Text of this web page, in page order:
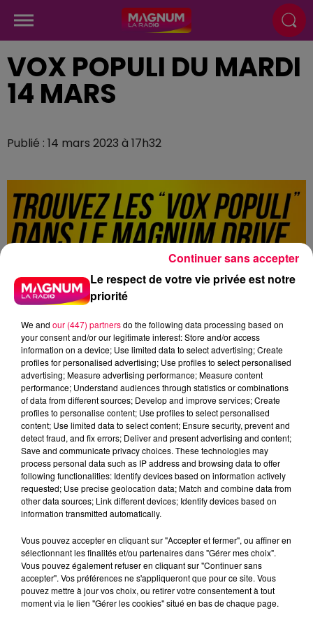
VOX POPULI DU MARDI
14 MARS
Publié : 14 mars 2023 à 17h32
podcasts/2023/03/Vox-Populi-du-mardi-14-
mars.mp3
Le respect de votre vie privée est notre
priorité
We and our (447) partnersdo the following data processing based on
your consent and/or our legitimate interest: Store and/or access
information on a device; Use limited data to select advertising; Create
profiles for personalised advertising; Use profiles to select personalised
advertising; Measure advertising performance; Measure content
performance; Understand audiences through statistics or combinations
of data from different sources; Develop and improve services; Create
profiles to personalise content; Use profiles to select personalised
content; Use limited data to select content; Ensure security, prevent and
detect fraud, and fix errors; Deliver and present advertising and content;
Save and communicate privacy choices. These technologies may
process personal data such as IP address and browsing data to offer
following functionalities: Identify devices based on information actively
requested; Use precise geolocation data; Match and combine data from
other data sources; Link different devices; Identify devices based on
information transmitted automatically.
Vous pouvez accepter en cliquant sur "Accepter et fermer", ou affiner en
sélectionnant les finalités et/ou partenaires dans "Gérer mes choix".
Vous pouvez également refuser en cliquant sur "Continuer sans
accepter". Vos préférences ne s'appliqueront que pour ce site. Vous
pouvez mettre à jour vos choix, ou retirer votre consentement à tout
moment via le lien "Gérer les cookies" situé en bas de chaque page.
Continuer sans accepter